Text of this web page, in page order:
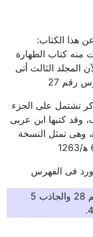
هذا الكتاب:
منه كتاب الطهارة
المجلد الثالث أتى
رقم 27
تشتمل على الجزء
وقد كتبها ابن عربى
يده فى مكة سنة 600 ه‍، وهى تمثل النسخة
فى الفهرس
الفهرس رقم 27 والإجازة رقم 28 والجاذب 5